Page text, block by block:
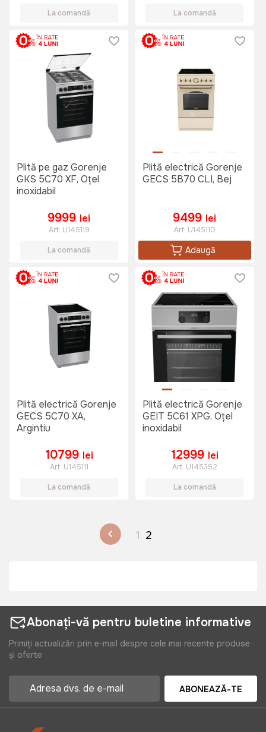
La comandă La comandă
Plită pe gaz Gorenje
GKS 5C70 XF, Oțel
inoxidabil
9999 lei
Art: U145119
La comandă
Plită electrică Gorenje
GECS 5B70 CLI, Bej
9499 lei
Art: U145110
Adaugă
Plită electrică Gorenje
GECS 5C70 XA,
Argintiu
10799 lei
Art: U145111
La comandă
Plită electrică Gorenje
GEIT 5C61 XPG, Oțel
inoxidabil
12999 lei
Art: U145392
La comandă
1 2
Abonați-vă pentru buletine informative
Primiți actualizări prin e-mail despre cele mai recente produse
și oferte
ABONEAZĂ-TE